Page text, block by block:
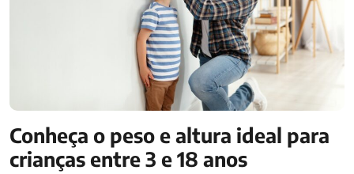
Conheça o peso e altura ideal para
crianças entre 3 e 18 anos